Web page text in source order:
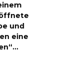
und
eine